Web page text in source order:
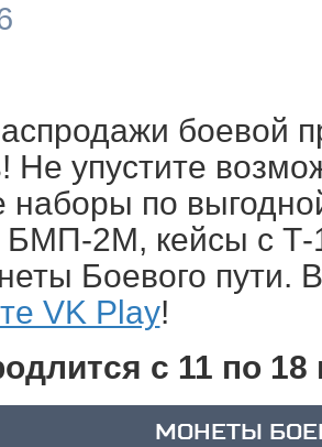
боевой
Не упустите
наборы по
БМП-2М, кейсы с
Боевого пути.
VK Play!
с 11 по
МОНЕТЫ